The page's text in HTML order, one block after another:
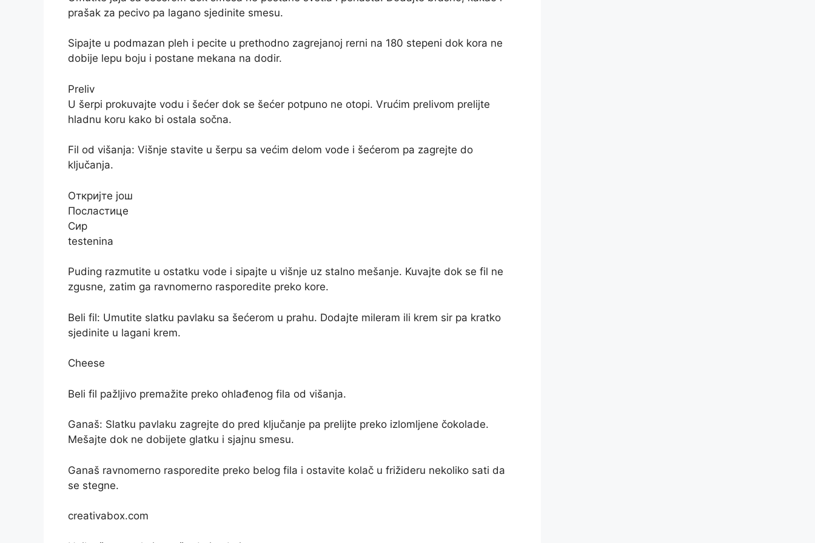
prašak za pecivo pa lagano sjedinite smesu.
Sipajte u podmazan pleh i pecite u prethodno zagrejanoj rerni na 180 stepeni dok kora ne
dobije lepu boju i postane mekana na dodir.
Preliv
U šerpi prokuvajte vodu i šećer dok se šećer potpuno ne otopi. Vrućim prelivom prelijte
hladnu koru kako bi ostala sočna.
Fil od višanja: Višnje stavite u šerpu sa većim delom vode i šećerom pa zagrejte do
ključanja.
Откријте још
Посластице
Сир
testenina
Puding razmutite u ostatku vode i sipajte u višnje uz stalno mešanje. Kuvajte dok se fil ne
zgusne, zatim ga ravnomerno rasporedite preko kore.
Beli fil: Umutite slatku pavlaku sa šećerom u prahu. Dodajte mileram ili krem sir pa kratko
sjedinite u lagani krem.
Cheese
Beli fil pažljivo premažite preko ohlađenog fila od višanja.
Ganaš: Slatku pavlaku zagrejte do pred ključanje pa prelijte preko izlomljene čokolade.
Mešajte dok ne dobijete glatku i sjajnu smesu.
Ganaš ravnomerno rasporedite preko belog fila i ostavite kolač u frižideru nekoliko sati da
se stegne.
creativabox.com